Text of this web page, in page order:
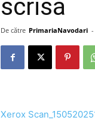
scrisă
De către PrimariaNavodari -
Xerox